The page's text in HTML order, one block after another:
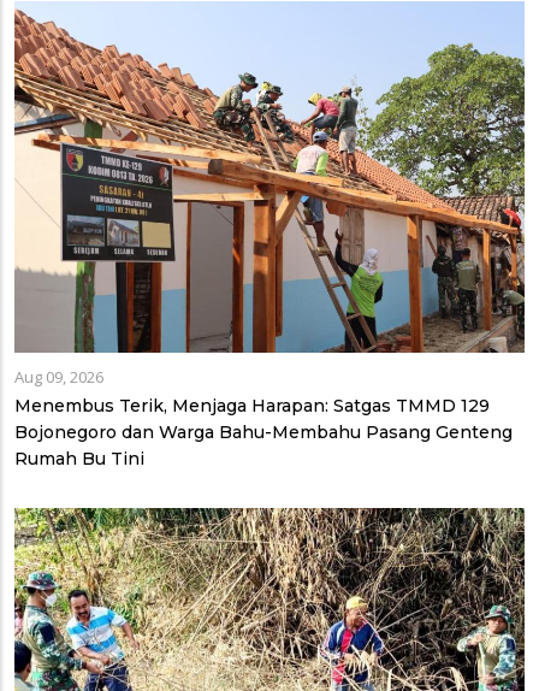
Aug 09, 2026
Menembus Terik, Menjaga Harapan: Satgas TMMD 129
Bojonegoro dan Warga Bahu-Membahu Pasang Genteng
Rumah Bu Tini